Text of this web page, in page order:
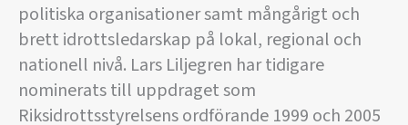
politiska organisationer samt mångårigt och
brett idrottsledarskap på lokal, regional och
nationell nivå. Lars Liljegren har tidigare
nominerats till uppdraget som
Riksidrottsstyrelsens ordförande 1999 och 2005